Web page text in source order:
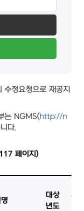
정요청으로 재공지
는 NGMS(http://n
다.
페이지)
대상
년도
지